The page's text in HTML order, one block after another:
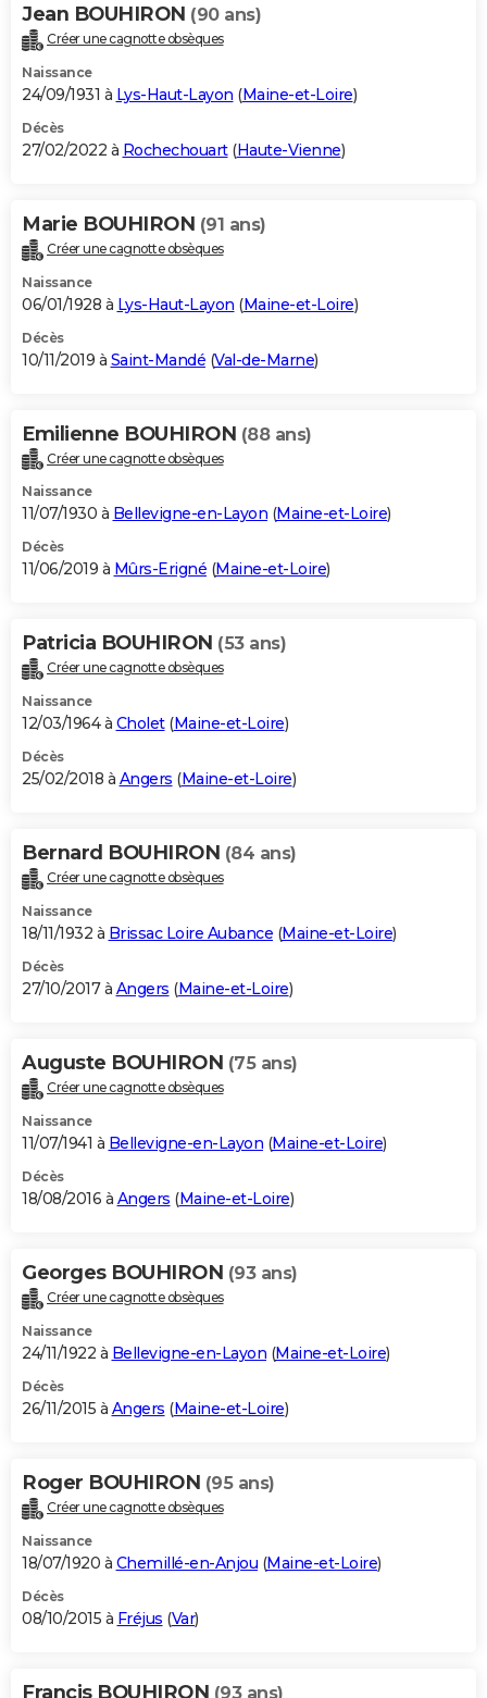
Bricolage
Lifestyle
Culture
Sport
Auto
Television
Voyage
Cinema
Jean BOUHIRON (90 ans)
Créer une cagnotte obsèques
Naissance
24/09/1931 à Lys-Haut-Layon (Maine-et-Loire)
Décès
27/02/2022 à Rochechouart(Haute-Vienne)
Marie BOUHIRON (91 ans)
Créer une cagnotte obsèques
Naissance
06/01/1928 à Lys-Haut-Layon (Maine-et-Loire)
Décès
10/11/2019 à Saint-Mandé (Val-de-Marne)
Emilienne BOUHIRON (88 ans)
Créer une cagnotte obsèques
Naissance
11/07/1930 à Bellevigne-en-Layon (Maine-et-Loire)
Décès
11/06/2019 à Mûrs-Erigné (Maine-et-Loire)
Patricia BOUHIRON (53 ans)
Créer une cagnotte obsèques
Naissance
12/03/1964 à Cholet(Maine-et-Loire)
Décès
25/02/2018 à Angers (Maine-et-Loire)
Bernard BOUHIRON (84 ans)
Créer une cagnotte obsèques
Naissance
18/11/1932 à Brissac Loire Aubance (Maine-et-Loire)
Décès
27/10/2017 à Angers (Maine-et-Loire)
Auguste BOUHIRON (75 ans)
Créer une cagnotte obsèques
Naissance
11/07/1941 à Bellevigne-en-Layon (Maine-et-Loire)
Décès
18/08/2016 à Angers (Maine-et-Loire)
Georges BOUHIRON (93 ans)
Créer une cagnotte obsèques
Naissance
24/11/1922 à Bellevigne-en-Layon (Maine-et-Loire)
Décès
26/11/2015 à Angers (Maine-et-Loire)
Roger BOUHIRON (95 ans)
Créer une cagnotte obsèques
Naissance
18/07/1920 à Chemillé-en-Anjou (Maine-et-Loire)
Décès
08/10/2015 à Fréjus (Var)
Francis BOUHIRON (93 ans)